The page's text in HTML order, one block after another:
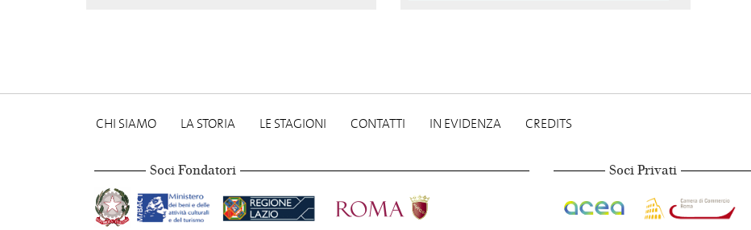
CHI SIAMO LA STORIA LE STAGIONI CONTATTI IN EVIDENZA CREDITS
Soci Fondatori Soci Privati